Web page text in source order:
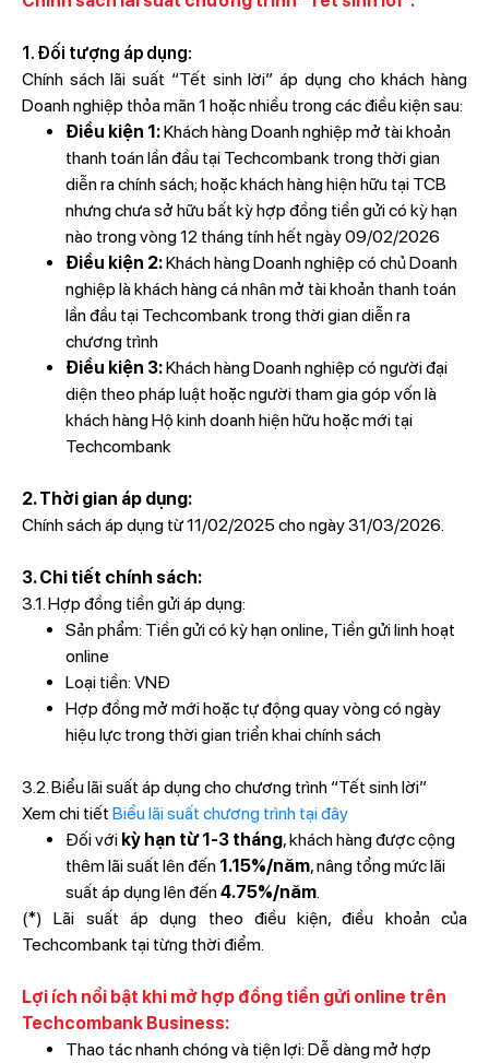
1. Đối tượng áp dụng:
Chính sách lãi suất “Tết sinh lời” áp dụng cho khách hàng
Doanh nghiệp thỏa mãn 1 hoặc nhiều trong các điều kiện sau:
Điều kiện 1:Khách hàng Doanh nghiệp mở tài khoản
thanh toán lần đầu tại Techcombank trong thời gian
diễn ra chính sách; hoặc khách hàng hiện hữu tại TCB
nhưng chưa sở hữu bất kỳ hợp đồng tiền gửi có kỳ hạn
nào trong vòng 12 tháng tính hết ngày 09/02/2026
Điều kiện 2:Khách hàng Doanh nghiệp có chủ Doanh
nghiệp là khách hàng cá nhân mở tài khoản thanh toán
lần đầu tại Techcombank trong thời gian diễn ra
chương trình
Điều kiện 3:Khách hàng Doanh nghiệp có người đại
diện theo pháp luật hoặc người tham gia góp vốn là
khách hàng Hộ kinh doanh hiện hữu hoặc mới tại
Techcombank
2. Thời gian áp dụng:
Chính sách áp dụng từ 11/02/2025 cho ngày 31/03/2026.
3. Chi tiết chính sách:
3.1. Hợp đồng tiền gửi áp dụng:
Sản phẩm: Tiền gửi có kỳ hạn online, Tiền gửi linh hoạt
online
Loại tiền: VNĐ
Hợp đồng mở mới hoặc tự động quay vòng có ngày
hiệu lực trong thời gian triển khai chính sách
3.2. Biểu lãi suất áp dụng cho chương trình “Tết sinh lời”
Xem chi tiết Biểu lãi suất chương trình tại đây
Đối với kỳ hạn từ 1-3 tháng, khách hàng được cộng
thêm lãi suất lên đến 1.15%/năm, nâng tổng mức lãi
suất áp dụng lên đến4.75%/năm.
(*) Lãi suất áp dụng theo điều kiện, điều khoản của
Techcombank tại từng thời điểm.
Lợi ích nổi bật khi mở hợp đồng tiền gửi online trên
Techcombank Business:
Thao tác nhanh chóng và tiện lợi: Dễ dàng mở hợp